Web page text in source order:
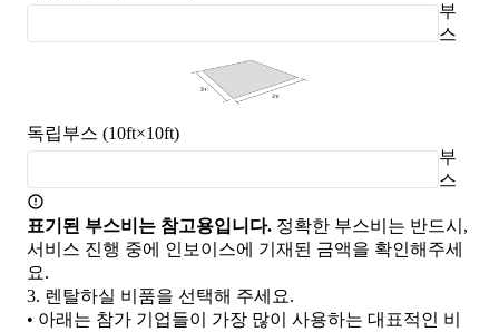
부
스
독립부스 (10ft×10ft)
부
스
표기된 부스비는 참고용입니다. 정확한 부스비는 반드시,
서비스 진행 중에 인보이스에 기재된 금액을 확인해주세
요.
3. 렌탈하실 비품을 선택해 주세요.
• 아래는 참가 기업들이 가장 많이 사용하는 대표적인 비